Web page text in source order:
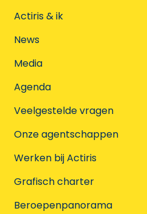
Actiris & ik
News
Media
Agenda
Veelgestelde vragen
Onze agentschappen
Werken bij Actiris
Grafisch charter
Beroepenpanorama